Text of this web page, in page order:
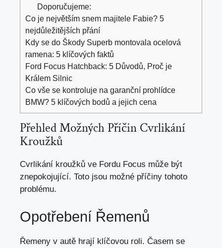
Doporučujeme:
Co je největším snem majitele Fabie? 5
nejdůležitějších přání
Kdy se do Škody Superb montovala ocelová
ramena: 5 klíčových faktů
Ford Focus Hatchback: 5 Důvodů, Proč je
Králem Silnic
Co vše se kontroluje na garanční prohlídce
BMW? 5 klíčových bodů a jejich cena
Přehled Možných Příčin Cvrlikání
Kroužků
Cvrlikání kroužků ve Fordu Focus může být
znepokojující. Toto jsou možné příčiny tohoto
problému.
Opotřebení Řemenů
Řemeny v autě hrají klíčovou roli. Časem se